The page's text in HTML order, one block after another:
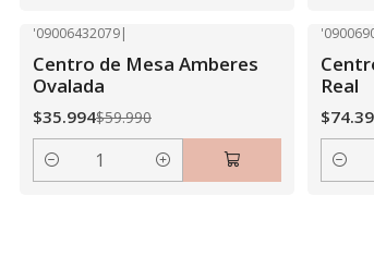
'09006432079|
Centro de Mesa Amberes
Ovalada
$35.994$59.990
Cantidad
Real